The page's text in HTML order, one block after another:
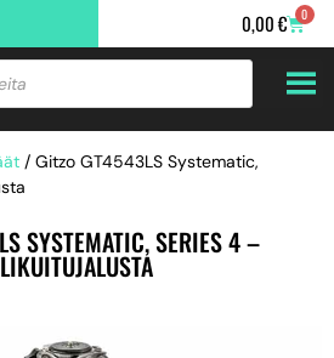
0,00€ 0
/ Gitzo GT4543LS Systematic,
SYSTEMATIC, SERIES 4 –